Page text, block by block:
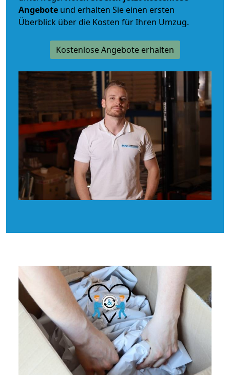
Angebote und erhalten Sie einen ersten
Überblick über die Kosten für Ihren Umzug.
Kostenlose Angebote erhalten